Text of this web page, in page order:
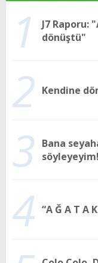
1
J7
dönüştü"
2 Kendine
3 Bana
söyleyeyim!
4 “A Ğ A T A